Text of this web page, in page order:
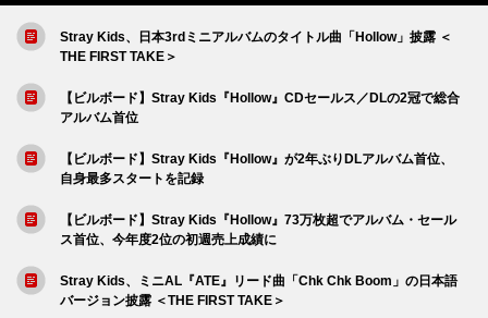
Stray Kids、日本3rdミニアルバムのタイトル曲「Hollow」披露 ＜
THE FIRST TAKE＞
【ビルボード】Stray Kids『Hollow』CDセールス／DLの2冠で総合
アルバム首位
【ビルボード】Stray Kids『Hollow』が2年ぶりDLアルバム首位、
自身最多スタートを記録
【ビルボード】Stray Kids『Hollow』73万枚超でアルバム・セール
ス首位、今年度2位の初週売上成績に
Stray Kids、ミニAL『ATE』リード曲「Chk Chk Boom」の日本語
バージョン披露 ＜THE FIRST TAKE＞